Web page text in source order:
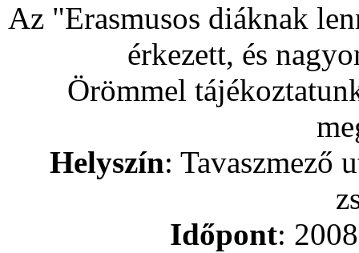
Az "Erasmusos diáknak
érkezett, és
Örömmel
Helyszín: Tavaszmező
Időpont: